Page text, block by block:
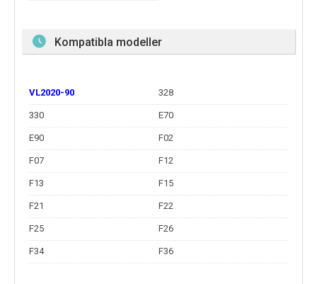
Kompatibla modeller
VL2020-90 328
330 E70
E90 F02
F07 F12
F13 F15
F21 F22
F25 F26
F34 F36